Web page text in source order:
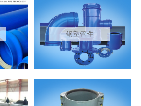
钢塑管件